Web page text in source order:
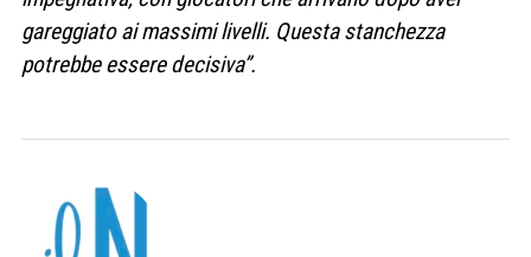
gareggiato ai massimi livelli. Questa stanchezza
potrebbe essere decisiva”.